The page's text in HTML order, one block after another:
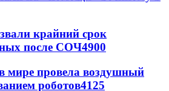
крайний срок
после СОЧ4900
мире провела воздушный
роботов4125